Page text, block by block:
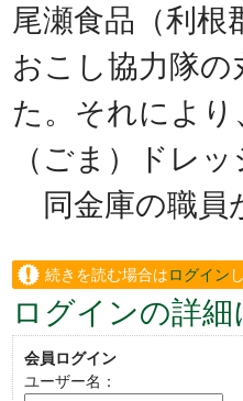
尾瀬食品（利根
おこし協力隊
た。それによ
（ごま）ドレ
同金庫の職員
続きを読む場合はログイン
い。
ログインの詳
会員ログイン
ユーザー名：